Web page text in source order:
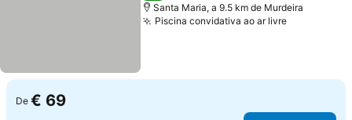
Santa Maria, a 9.5 km de Murdeira
Piscina convidativa ao ar livreVer preços
De € 69